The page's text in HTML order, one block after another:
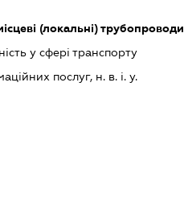
(локальні) трубопроводи
у сфері транспорту
послуг, н. в. і. у.